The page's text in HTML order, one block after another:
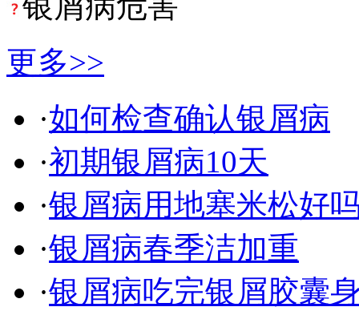
更多>>
·如何检查确认银屑病
·初期银屑病10天
·银屑病用地塞米松好
·银屑病春季洁加重
·银屑病吃完银屑胶囊